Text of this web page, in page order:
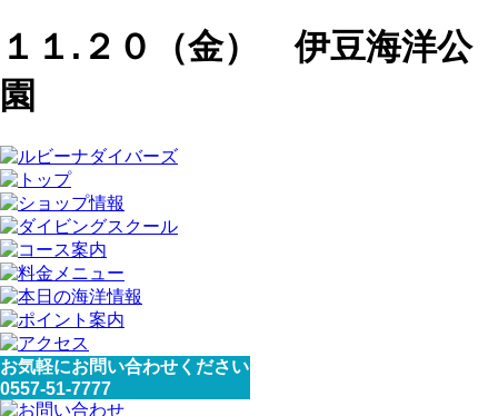
１１.２０（金） 伊豆海洋公
園
お気軽にお問い合わせください
0557-51-7777